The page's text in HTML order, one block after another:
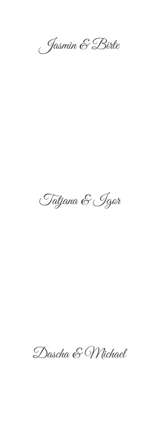
Jasmin & Birte
Tatjana & Igor
Dascha & Michael